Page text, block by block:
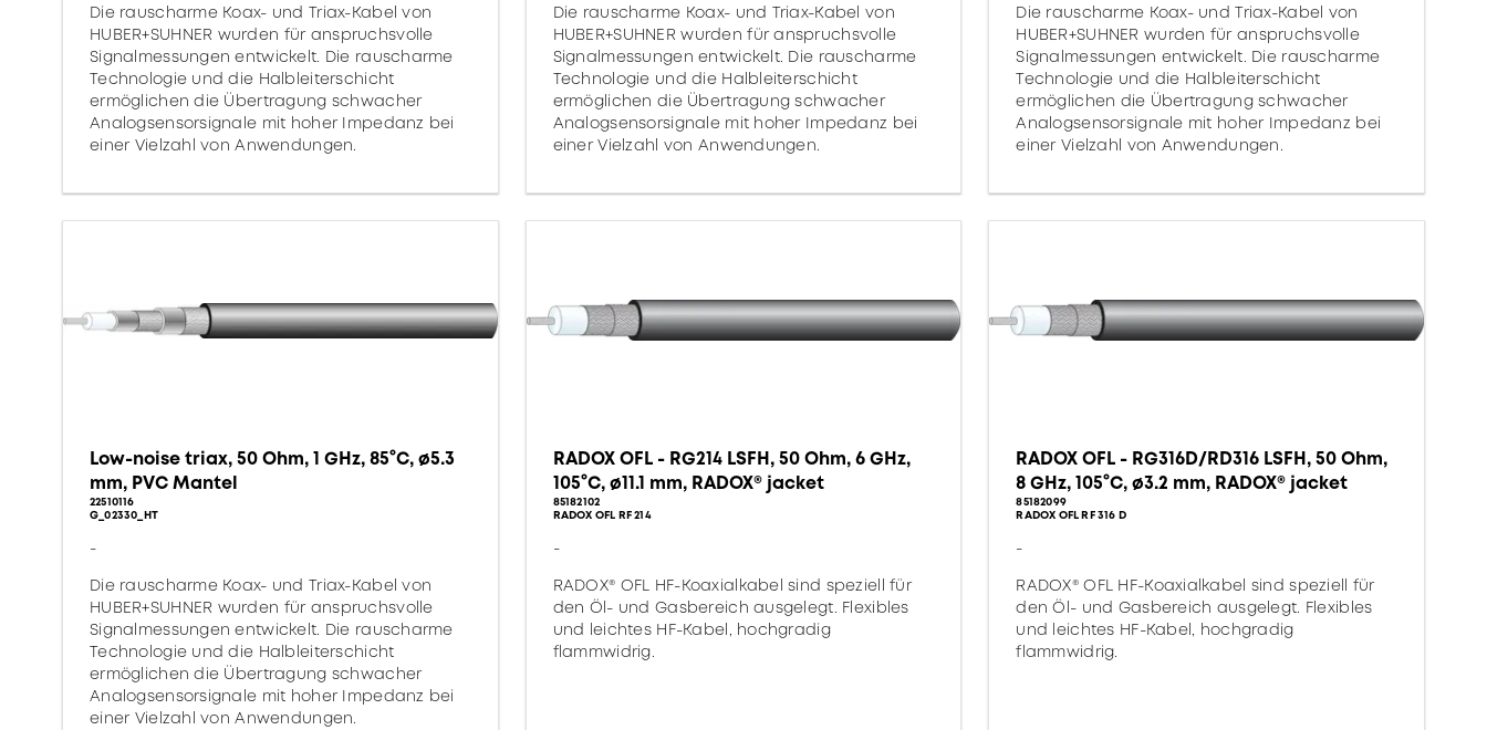
Die rauscharme Koax- und Triax-Kabel von
HUBER+SUHNER wurden für anspruchsvolle
Signalmessungen entwickelt. Die rauscharme
Technologie und die Halbleiterschicht
ermöglichen die Übertragung schwacher
Analogsensorsignale mit hoher Impedanz bei
einer Vielzahl von Anwendungen.
Die rauscharme Koax- und Triax-Kabel von
HUBER+SUHNER wurden für anspruchsvolle
Signalmessungen entwickelt. Die rauscharme
Technologie und die Halbleiterschicht
ermöglichen die Übertragung schwacher
Analogsensorsignale mit hoher Impedanz bei
einer Vielzahl von Anwendungen.
Die rauscharme Koax- und Triax-Kabel von
HUBER+SUHNER wurden für anspruchsvolle
Signalmessungen entwickelt. Die rauscharme
Technologie und die Halbleiterschicht
ermöglichen die Übertragung schwacher
Analogsensorsignale mit hoher Impedanz bei
einer Vielzahl von Anwendungen.
Low-noise triax, 50 Ohm, 1 GHz, 85°C, ø5.3
mm, PVC Mantel
22510116
G_02330_HT
-
Die rauscharme Koax- und Triax-Kabel von
HUBER+SUHNER wurden für anspruchsvolle
Signalmessungen entwickelt. Die rauscharme
Technologie und die Halbleiterschicht
ermöglichen die Übertragung schwacher
Analogsensorsignale mit hoher Impedanz bei
einer Vielzahl von Anwendungen.
RADOX OFL - RG214 LSFH, 50 Ohm, 6 GHz,
105°C, ø11.1 mm, RADOX® jacket
85182102
RADOX OFL RF 214
-
RADOX® OFL HF-Koaxialkabel sind speziell für
den Öl- und Gasbereich ausgelegt. Flexibles
und leichtes HF-Kabel, hochgradig
flammwidrig.
RADOX OFL - RG316D/RD316 LSFH, 50 Ohm,
8 GHz, 105°C, ø3.2 mm, RADOX® jacket
85182099
RADOX OFL RF 316 D
-
RADOX® OFL HF-Koaxialkabel sind speziell für
den Öl- und Gasbereich ausgelegt. Flexibles
und leichtes HF-Kabel, hochgradig
flammwidrig.